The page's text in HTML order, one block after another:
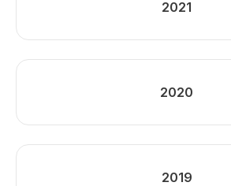
2021
2020
2019